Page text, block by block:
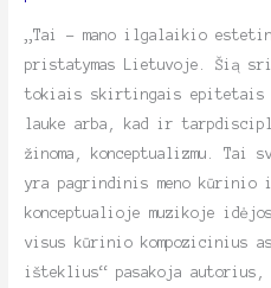
„Tai – mano ilgalaikio
pristatymas Lietuvoje. Šią
tokiais skirtingais epitetais
lauke arba, kad ir
žinoma, konceptualizmu. Tai
yra pagrindinis meno kūrinio
konceptualioje muzikoje idėjos/
visus kūrinio kompozicinius
išteklius“ pasakoja autorius,